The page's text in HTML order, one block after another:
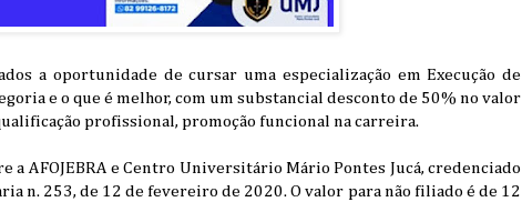
a oportunidade de cursar uma especialização em Execução de
e o que é melhor, com um substancial desconto de 50% no valor
profissional, promoção funcional na carreira.
a AFOJEBRA e Centro Universitário Mário Pontes Jucá, credenciado
n. 253, de 12 de fevereiro de 2020. O valor para não filiado é de 12